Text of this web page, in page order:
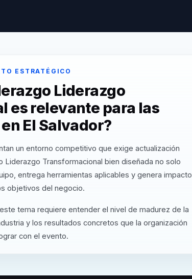
ESTRATÉGICO
Liderazgo
es relevante para las
El Salvador?
un entorno competitivo que exige actualización
Transformacional bien diseñada no solo
entrega herramientas aplicables y genera impacto
objetivos del negocio.
tema requiere entender el nivel de madurez de la
y los resultados concretos que la organización
con el evento.